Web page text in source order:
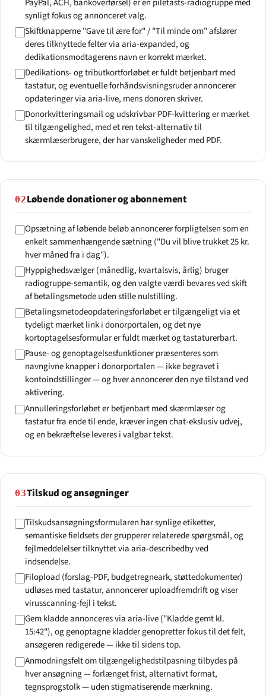
synligt fokus og annonceret valg.
Skiftknapperne "Gave til ære for" / "Til minde om" afslører
deres tilknyttede felter via aria-expanded, og
dedikationsmodtagerens navn er korrekt mærket.
Dedikations- og tributkortforløbet er fuldt betjenbart med
tastatur, og eventuelle forhåndsvisningsruder annoncerer
opdateringer via aria-live, mens donoren skriver.
Donorkvitteringsmail og udskrivbar PDF-kvittering er mærket
til tilgængelighed, med et ren tekst-alternativ til
skærmlæserbrugere, der har vanskeligheder med PDF.
02Løbende donationer og abonnement
Opsætning af løbende beløb annoncerer forpligtelsen som en
enkelt sammenhængende sætning ("Du vil blive trukket 25 kr.
hver måned fra i dag").
Hyppighedsvælger (månedlig, kvartalsvis, årlig) bruger
radiogruppe-semantik, og den valgte værdi bevares ved skift
af betalingsmetode uden stille nulstilling.
Betalingsmetodeopdateringsforløbet er tilgængeligt via et
tydeligt mærket link i donorportalen, og det nye
kortoptagelsesformular er fuldt mærket og tastaturerbart.
Pause- og genoptagelsesfunktioner præsenteres som
navngivne knapper i donorportalen — ikke begravet i
kontoindstillinger — og hver annoncerer den nye tilstand ved
aktivering.
Annulleringsforløbet er betjenbart med skærmlæser og
tastatur fra ende til ende, kræver ingen chat-ekslusiv udvej,
og en bekræftelse leveres i valgbar tekst.
03Tilskud og ansøgninger
Tilskudsansøgningsformularen har synlige etiketter,
semantiske fieldsets der grupperer relaterede spørgsmål, og
fejlmeddelelser tilknyttet via aria-describedby ved
indsendelse.
Filopload (forslag-PDF, budgetregneark, støttedokumenter)
udløses med tastatur, annoncerer uploadfremdrift og viser
virusscanning-fejl i tekst.
Gem kladde annonceres via aria-live ("Kladde gemt kl.
15:42"), og genoptagne kladder genopretter fokus til det felt,
ansøgeren redigerede — ikke til sidens top.
Anmodningsfelt om tilgængeligheds­tilpasning tilbydes på
hver ansøgning — forlænget frist, alternativt format,
tegnsprogstolk — uden stigmatiserende mærkning.